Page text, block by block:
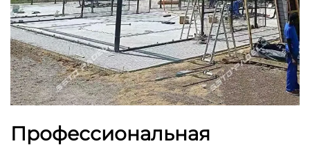
Профессиональная